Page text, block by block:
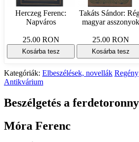
Herczeg Ferenc:
Napváros
25.00 RON
Kosárba tesz
Takáts Sándor:
magyar asszonyok
25.00 RON
Kosárba tesz
Kategóriák: Elbeszélések, novellák Regény
Antikvárium
Beszélgetés a
Móra Ferenc